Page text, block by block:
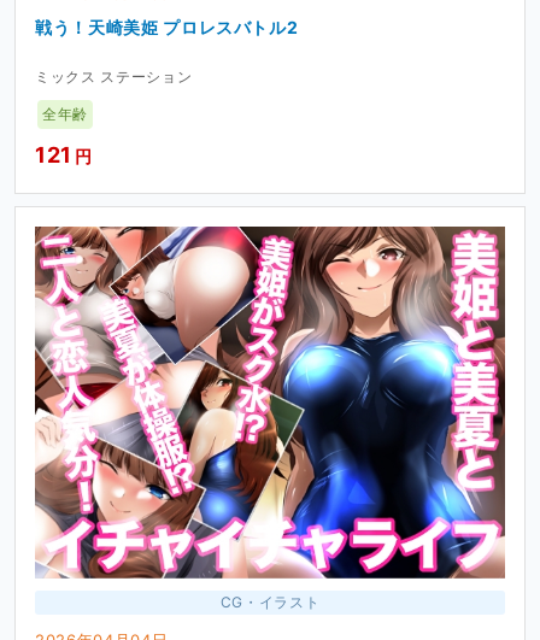
戦う！天崎美姫 プロレスバトル2
ミックス ステーション
全年齢
121 円
CG・イラスト